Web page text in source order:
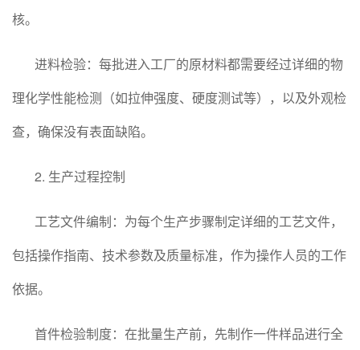
核。
进料检验：每批进入工厂的原材料都需要经过详细的物
理化学性能检测（如拉伸强度、硬度测试等），以及外观检
查，确保没有表面缺陷。
2. 生产过程控制
工艺文件编制：为每个生产步骤制定详细的工艺文件，
包括操作指南、技术参数及质量标准，作为操作人员的工作
依据。
首件检验制度：在批量生产前，先制作一件样品进行全